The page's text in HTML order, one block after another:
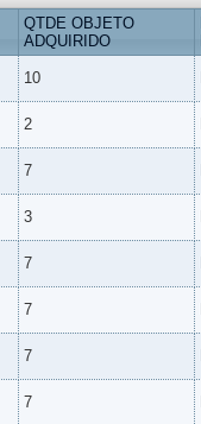
QTDE OBJETO
ADQUIRIDO
10
2
7
3
7
7
7
7